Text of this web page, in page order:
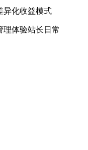
异化收益模式
理体验站长日常